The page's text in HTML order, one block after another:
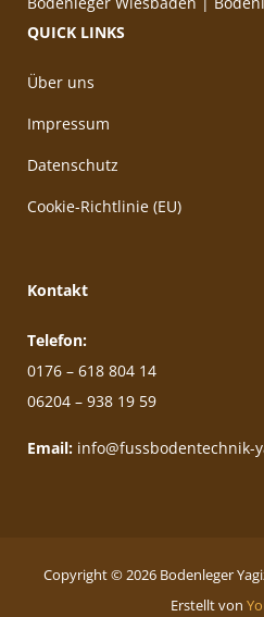
QUICK LINKS
Über uns
Impressum
Datenschutz
Cookie-Richtlinie (EU)
Kontakt
Telefon:
0176 – 618 804 14
06204 – 938 19 59
Email: info@fussbodentechnik-
Copyright © 2026 Bodenleger
Erstellt von